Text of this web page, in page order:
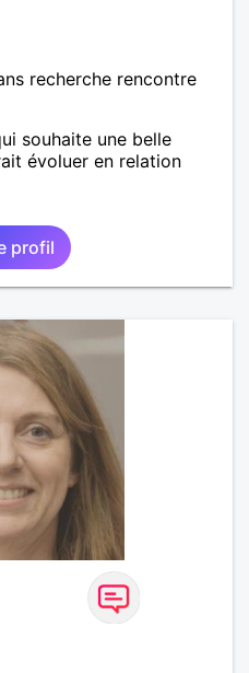
recherche rencontre
souhaite une belle
évoluer en relation
profil